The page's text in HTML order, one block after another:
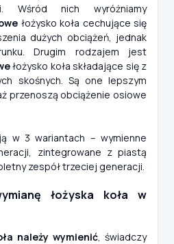
Wśród nich wyróżniamy
łożysko koła cechujące się
dużych obciążeń, jednak
Drugim rodzajem jest
łożysko koła składające się z
skośnych. Są one lepszym
przenoszą obciążenie osiowe
w 3 wariantach – wymienne
zintegrowane z piastą
zespół trzeciej generacji.
łożyska koła w
należy wymienić, świadczy